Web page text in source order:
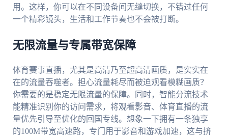
用。这样，你可以在不同设备间无缝切换，不错过任何
一个精彩镜头，生活和工作节奏也不会被打断。
无限流量与专属带宽保障
体育赛事直播，尤其是高清乃至超高清画质，是实实在
在的流量吞噬者。担心流量耗尽而被迫观看模糊画质？
你需要的是稳定无限流量的保障。同时，智能分流技术
能精准识别你的访问需求，将观看影音、体育直播的流
量优先引导至优化的回国专线。想象一下拥有一条独享
的100M带宽高速路，专门用于影音和游戏加速，这与挤